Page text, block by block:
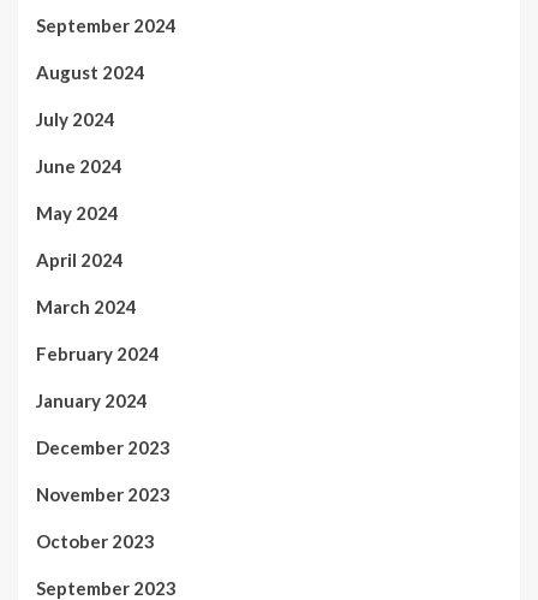
September 2024
August 2024
July 2024
June 2024
May 2024
April 2024
March 2024
February 2024
January 2024
December 2023
November 2023
October 2023
September 2023